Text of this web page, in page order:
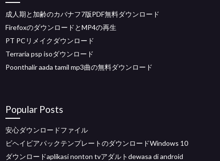
成人期と加齢のカバナフ7版PDF無料ダウンロード
FirefoxのダウンロードとMP4の再生
PT PCリメイクダウンロード
Terraria psp isoダウンロード
Poonthalir aada tamil mp3曲の無料ダウンロード
Popular Posts
安心ダウンロードファイル
ビヘイビアパックテンプレートのダウンロードWindows 10
ダウンロードaplikasi nonton tvアダルトdewasa di android